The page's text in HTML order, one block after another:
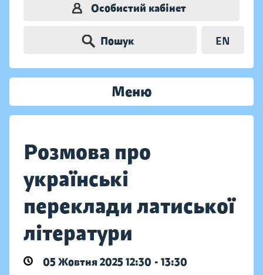
Особистий кабінет
Пошук EN
Меню
Розмова про
українські
переклади латиської
літератури
05 Жовтня 2025 12:30 - 13:30